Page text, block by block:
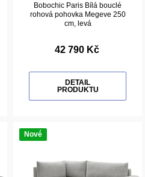
Bobochic Paris Bílá bouclé
rohová pohovka Megeve 250
cm, levá
42 790 Kč
DETAIL
PRODUKTU
Nové